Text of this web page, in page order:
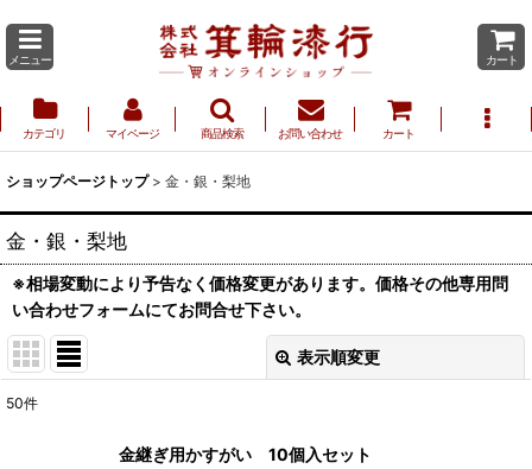
メニュー カート
カテゴリ マイページ 商品検索 お問い合わせ カート
ショップページトップ > 金・銀・梨地
金・銀・梨地
※相場変動により予告なく価格変更があります。 価格その他専用問
い合わせフォームにてお問合せ下さい。
表示順変更
50件
金継ぎ用かすがい 10個入セット